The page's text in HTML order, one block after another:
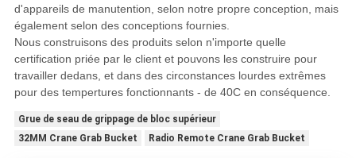
d'appareils de manutention, selon notre propre conception, mais
également selon des conceptions fournies.
Nous construisons des produits selon n'importe quelle
certification priée par le client et pouvons les construire pour
travailler dedans, et dans des circonstances lourdes extrêmes
pour des tempertures fonctionnants - de 40C en conséquence.
Grue de seau de grippage de bloc supérieur
32MM Crane Grab Bucket
Radio Remote Crane Grab Bucket